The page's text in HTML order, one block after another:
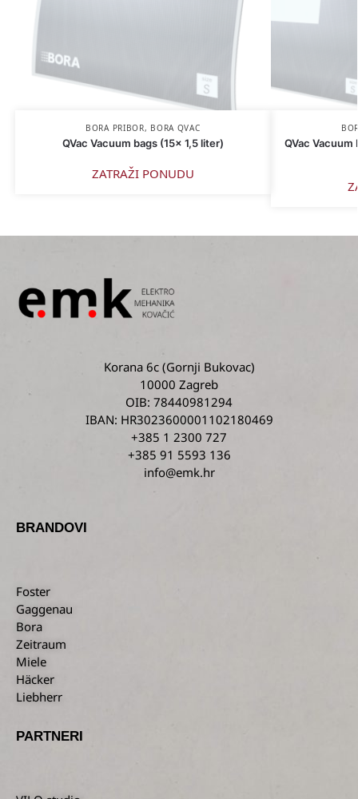
BORA PRIBOR, BORA QVAC
QVac Vacuum bags (15x 1,5 liter)
ZATRAŽI PONUDU
QVac
Korana 6c(Gornji Bukovac)
10000 Zagreb
OIB: 78440981294
IBAN: HR3023600001102180469
+385 1 2300 727
+385 91 5593 136
info@emk.hr
BRANDOVI
Foster
Gaggenau
Bora
Zeitraum
Miele
Häcker
Liebherr
PARTNERI